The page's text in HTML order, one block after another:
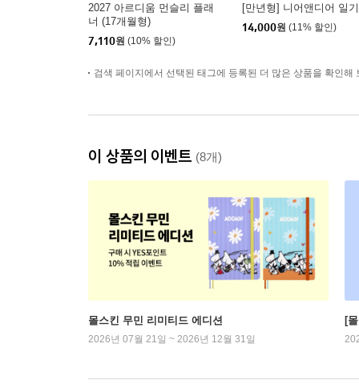
2027 아르디움 먼슬리 플래
너 (17개월형)
7,110원 (10% 할인)
[만년형] 니어앤디어 일
14,000원 (11% 할인)
검색 페이지에서 선택된 태그에 등록된 더 많은 상품을 확인해
이 상품의 이벤트 (8개)
몰스킨 무민 리미티드 에디션
2026년 07월 21일 ~ 2026년 12월 31일
[